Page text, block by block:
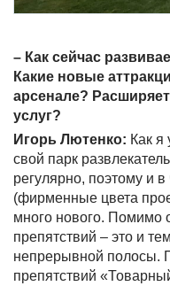
– Как сейчас
Какие новые
арсенале?
услуг?
Игорь Лютенко: Как
свой парк
регулярно, поэтому и
(фирменные цвета
много нового. Помимо
препятствий – это и
непрерывной полосы.
препятствий